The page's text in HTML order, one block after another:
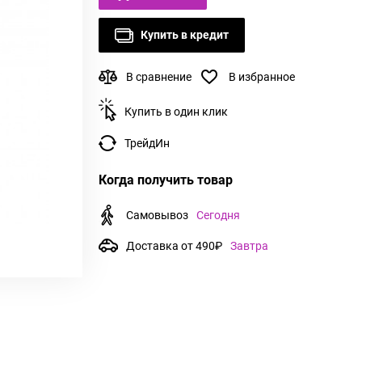
Купить в кредит
В сравнение В избранное
Купить в один клик
ТрейдИн
Когда получить товар
Самовывоз Сегодня
Доставка от 490₽ Завтра